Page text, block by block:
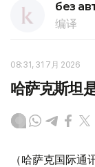
без
编译
08:31, 31 7月 2026
哈萨克斯坦
（哈萨克国际